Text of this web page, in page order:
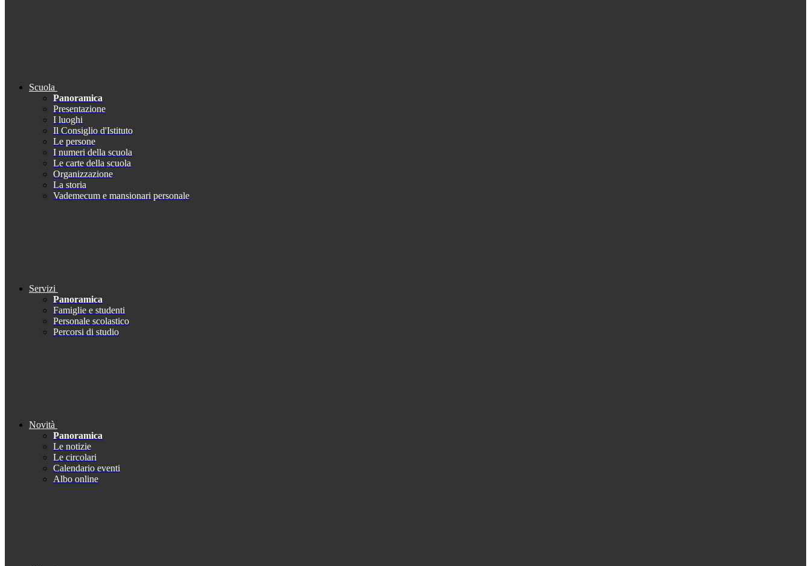
Scuola
Panoramica
Presentazione
I luoghi
Il Consiglio d'Istituto
Le persone
I numeri della scuola
Le carte della scuola
Organizzazione
La storia
Vademecum e mansionari personale
Servizi
Panoramica
Famiglie e studenti
Personale scolastico
Percorsi di studio
Novità
Panoramica
Le notizie
Le circolari
Calendario eventi
Albo online